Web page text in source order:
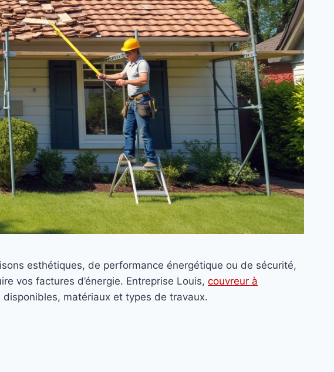
esthétiques, de performance énergétique ou de sécurité,
vos factures d’énergie. Entreprise Louis, couvreur à
matériaux et types de travaux.